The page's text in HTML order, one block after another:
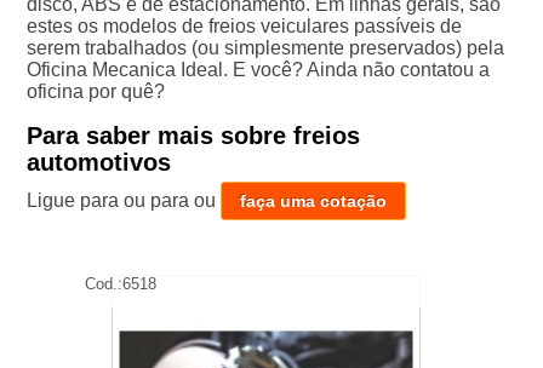
disco, ABS e de estacionamento. Em linhas gerais, são
estes os modelos de freios veiculares passíveis de
serem trabalhados (ou simplesmente preservados) pela
Oficina Mecanica Ideal. E você? Ainda não contatou a
oficina por quê?
Para saber mais sobre freios
automotivos
Ligue para ou para ou faça uma cotação
Cod.:6518